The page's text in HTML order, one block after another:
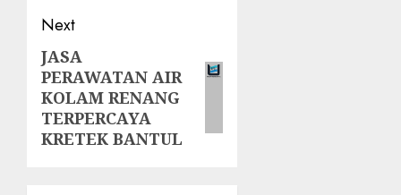
Next
Next
post:
JASA
PERAWATAN AIR
KOLAM RENANG
TERPERCAYA
KRETEK BANTUL